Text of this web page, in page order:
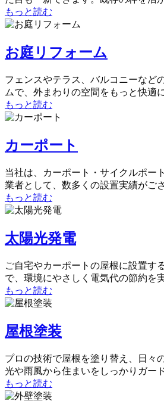
もっと読む
お庭リフォーム
フェンスやテラス、バルコニーなど
ムで、外まわりの空間をもっと快適
もっと読む
カーポート
当社は、カーポート・サイクルポー
業者として、数多くの設置実績がご
もっと読む
太陽光発電
ご自宅やカーポートの屋根に設置す
で、環境にやさしく電気代の節約を
もっと読む
屋根塗装
プロの技術で屋根を塗り替え、日々
光や雨風から住まいをしっかりガー
もっと読む